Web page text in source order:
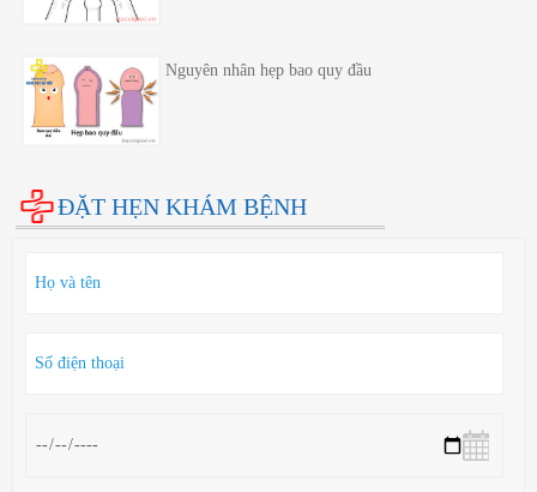
Nguyên nhân hẹp bao quy đầu
ĐẶT HẸN KHÁM BỆNH